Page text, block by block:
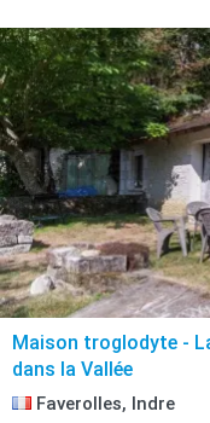
Maison troglodyte -
dans la Vallée
Faverolles, Indre